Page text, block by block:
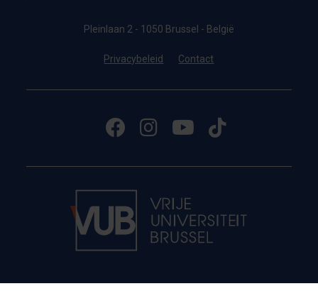
Pleinlaan 2 - 1050 Brussel - België
Privacybeleid Contact